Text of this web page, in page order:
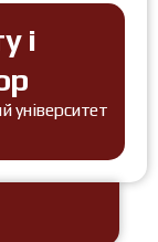
і
університет